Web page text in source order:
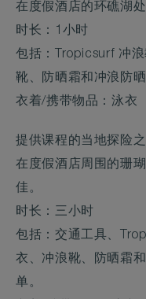
在度假酒店的环礁湖
时长：1小时
包括：Tropicsurf 冲
靴、防晒霜和冲浪防
衣着/携带物品：泳衣
提供课程的当地探险
在度假酒店周围的珊
佳。
时长：三小时
包括：交通工具、
衣、冲浪靴、防晒霜
单。